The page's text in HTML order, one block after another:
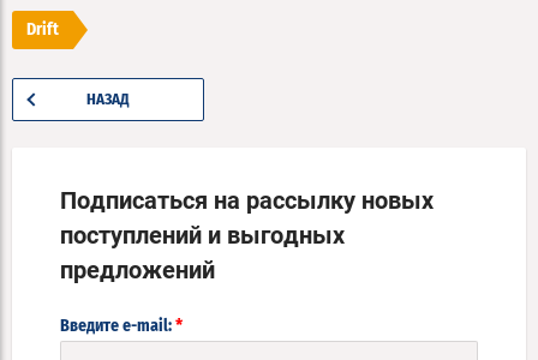
Drift
НАЗАД
Подписаться на рассылку новых
поступлений и выгодных
предложений
Введите e-mail: *